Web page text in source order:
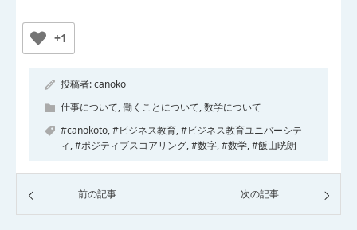
+1
投稿者:canoko
仕事について,働くことについて,数学について
#canokoto,#ビジネス教育,#ビジネス教育ユニバーシテ
ィ,#ポジティブスコアリング,#数字,#数学,#飯山晄朗
前の記事 次の記事